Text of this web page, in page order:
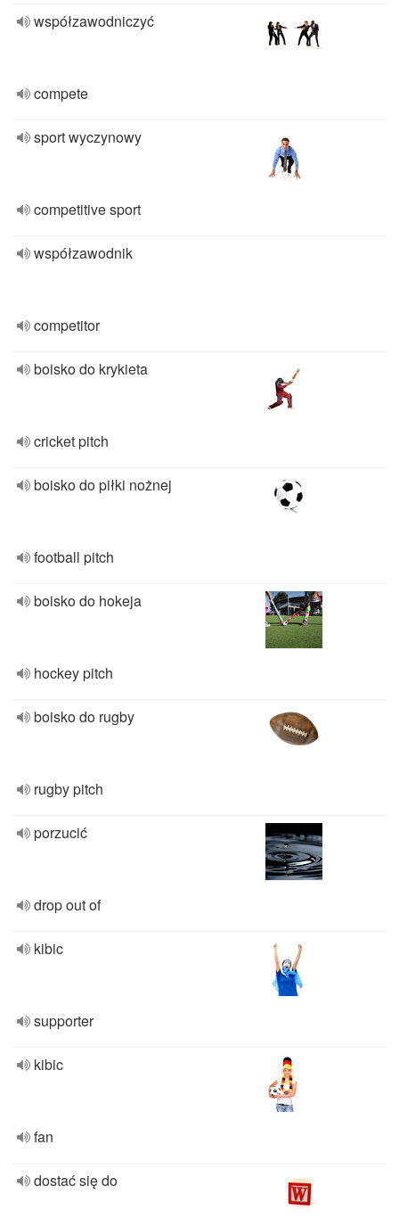
współzawodniczyć
compete
sport wyczynowy
competitive sport
współzawodnik
competitor
boisko do krykieta
cricket pitch
boisko do piłki nożnej
football pitch
boisko do hokeja
hockey pitch
boisko do rugby
rugby pitch
porzucić
drop out of
kibic
supporter
kibic
fan
dostać się do